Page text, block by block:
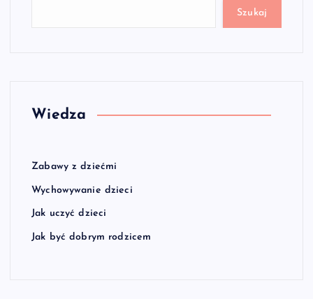
Szukaj
Wiedza
Zabawy z dziećmi
Wychowywanie dzieci
Jak uczyć dzieci
Jak być dobrym rodzicem